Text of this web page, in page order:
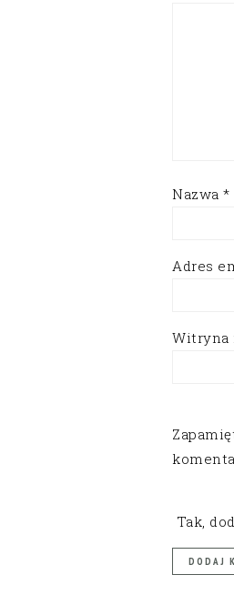
Nazwa *
Adres
Witryna
Tak,